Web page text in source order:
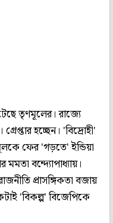
তৃণমূলের। রাজ্যে
হচ্ছেন। 'বিদ্রোহী'
ফের 'গড়তে' ইন্ডিয়া
বন্দ্যোপাধ্যায়।
প্রাসঙ্গিকতা বজায়
'বিকল্প' বিজেপিকে